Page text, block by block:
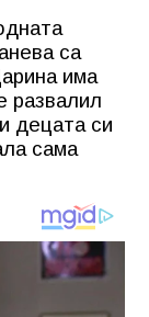
са
има
развалил
децата си
сама